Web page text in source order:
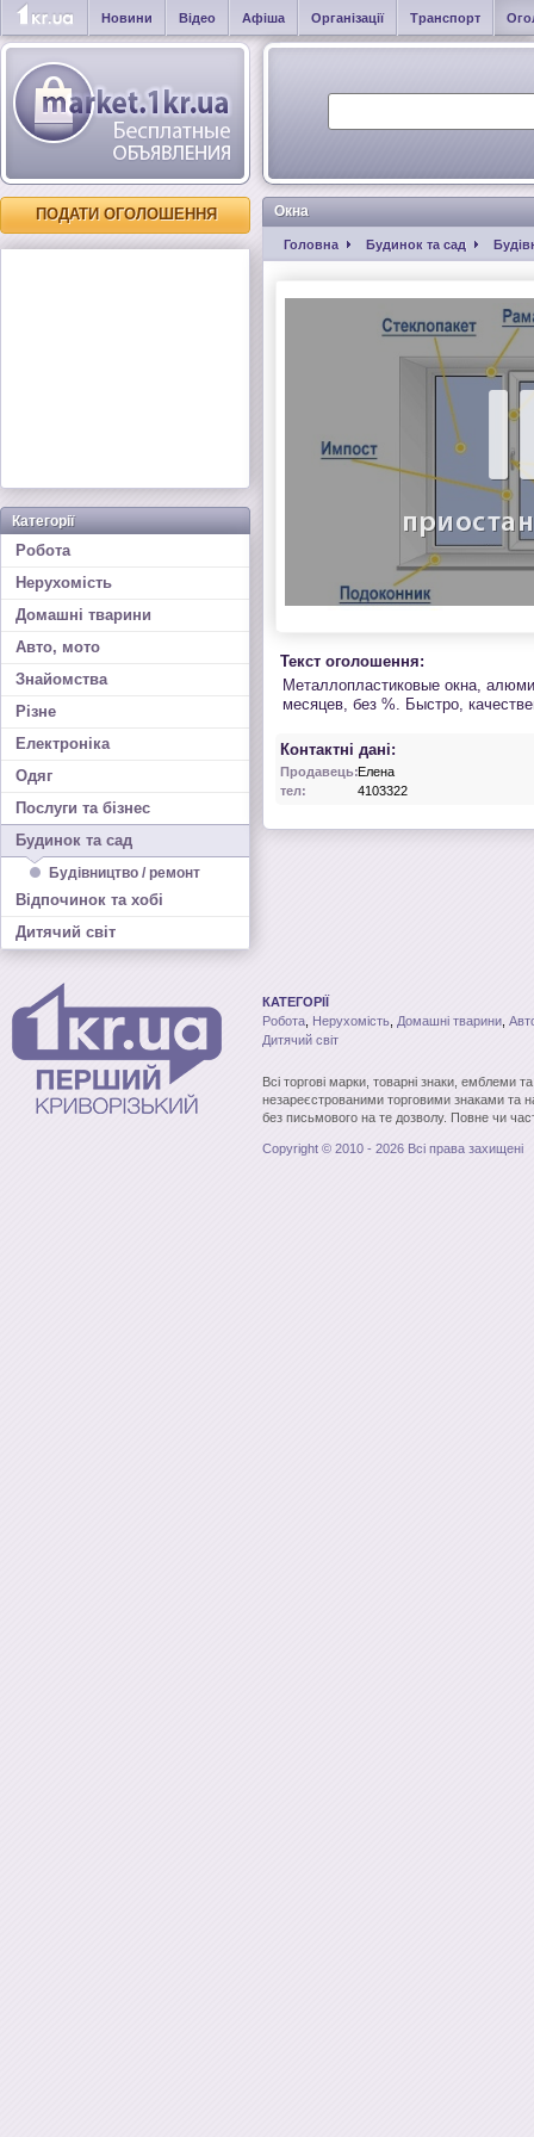
Новини Відео Афіша Організації Транспорт
ПОДАТИ ОГОЛОШЕННЯ
Категорії
Робота
Нерухомість
Домашні тварини
Авто, мото
Знайомства
Різне
Електроніка
Одяг
Послуги та бізнес
Будинок та сад
Будівництво / ремонт
Відпочинок та хобі
Дитячий світ
Окна
Головна Будинок та сад
Текст оголошення:
Металлопластиковые окна,
месяцев, без %. Быстро,
Контактні дані:
Продавець:Елена
тел:
4103322
КАТЕГОРІЇ
Робота Нерухомість Домашні тварини
Дитячий світ
Всі торгові марки, товарні знаки, емблеми
незареєстрованими торговими знаками та
без письмового на те дозволу. Повне чи
Copyright © 2010 - 2026 Всі права захищені